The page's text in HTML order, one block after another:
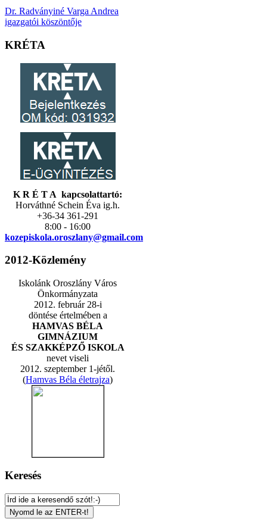
Dr. Radványiné Varga Andrea
igazgatói köszöntője
KRÉTA
K R É T A kapcsolattartó:
Horváthné Schein Éva ig.h.
+36-34 361-291
8:00 - 16:00
kozepiskola.oroszlany@gmail.com
2012-Közlemény
Iskolánk Oroszlány Város
Önkormányzata
2012. február 28-i
döntése értelmében a
HAMVAS BÉLA
GIMNÁZIUM
ÉS SZAKKÉPZŐ ISKOLA
nevet viseli
2012. szeptember 1-jétől.
(Hamvas Béla életrajza)
Keresés